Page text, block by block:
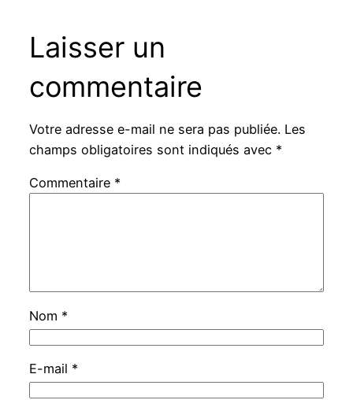
Laisser un
commentaire
Votre adresse e-mail ne sera pas publiée. Les
champs obligatoires sont indiqués avec *
Commentaire *
Nom *
E-mail *